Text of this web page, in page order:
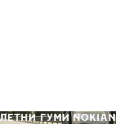
ЛЕТНИ ГУМИ NOKIAN